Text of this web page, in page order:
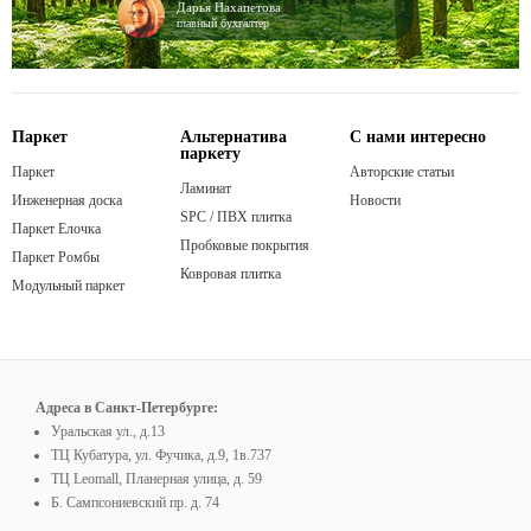
Дарья Нахапетова
главный бухгалтер
Паркет
Паркет
Инженерная доска
Паркет Елочка
Паркет Ромбы
Модульный паркет
Альтернатива
паркету
Ламинат
SPC / ПВХ плитка
Пробковые покрытия
Ковровая плитка
С нами интересно
Авторские статьи
Новости
Адреса в Санкт-Петербурге:
Уральская ул., д.13
ТЦ Кубатура, ул. Фучика, д.9, 1в.737
ТЦ Leomall, Планерная улица, д. 59
Б. Сампсониевский пр. д. 74